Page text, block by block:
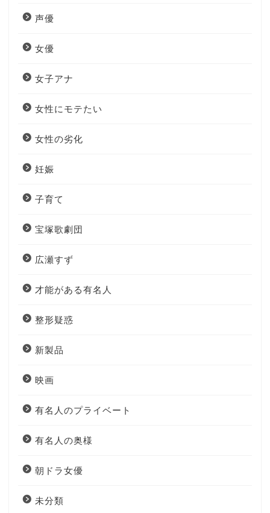
声優
女優
女子アナ
女性にモテたい
女性の劣化
妊娠
子育て
宝塚歌劇団
広瀬すず
才能がある有名人
整形疑惑
新製品
映画
有名人のプライベート
有名人の奥様
朝ドラ女優
未分類